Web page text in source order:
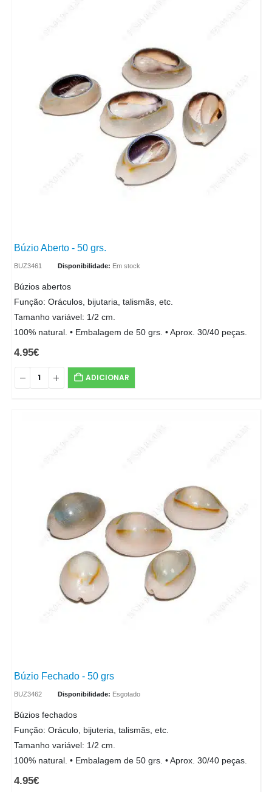
Búzio Aberto - 50 grs.
BUZ3461 Disponibilidade: Em stock
Búzios abertos
Função: Oráculos, bijutaria, talismãs, etc.
Tamanho variável: 1/2 cm.
100% natural. • Embalagem de 50 grs. • Aprox. 30/40 peças.
4.95€
ADICIONAR
Búzio Fechado - 50 grs
BUZ3462 Disponibilidade: Esgotado
Búzios fechados
Função: Oráculo, bijuteria, talismãs, etc.
Tamanho variável: 1/2 cm.
100% natural. • Embalagem de 50 grs. • Aprox. 30/40 peças.
4.95€